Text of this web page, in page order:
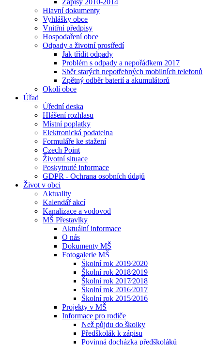
Zápisy 2010-2014
Hlavní dokumenty
Vyhlášky obce
Vnitřní předpisy
Hospodaření obce
Odpady a životní prostředí
Jak třídit odpady
Problém s odpady a nepořádkem 2017
Sběr starých nepotřebných mobilních telefonů
Zpětný odběr baterií a akumulátorů
Okolí obce
Úřad
Úřední deska
Hlášení rozhlasu
Místní poplatky
Elektronická podatelna
Formuláře ke stažení
Czech Point
Životní situace
Poskytnuté informace
GDPR - Ochrana osobních údajů
Život v obci
Aktuality
Kalendář akcí
Kanalizace a vodovod
MŠ Přestavlky
Aktuální informace
O nás
Dokumenty MŠ
Fotogalerie MŠ
Školní rok 2019⁄2020
Školní rok 2018⁄2019
Školní rok 2017⁄2018
Školní rok 2016⁄2017
Školní rok 2015⁄2016
Projekty v MŠ
Informace pro rodiče
Než půjdu do školky
Předškolák k zápisu
Povinná docházka předškoláků